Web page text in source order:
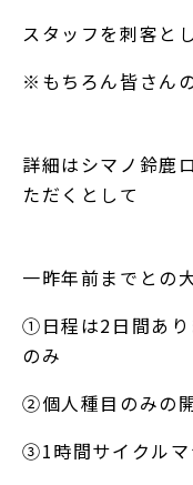
スタッフを刺客と
※もちろん皆さん
詳細はシマノ鈴鹿
ただくとして
一昨年前までとの
①日程は2日間あり
のみ
②個人種目のみの
③1時間サイクルマ